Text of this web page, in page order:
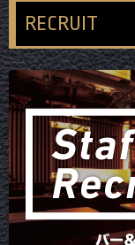
RECRUIT